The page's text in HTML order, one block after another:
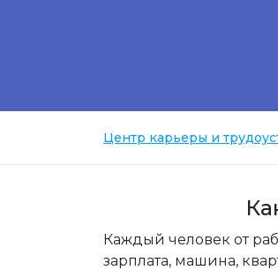
Центр карьеры и
Каждый человек от
зарплата, машина,